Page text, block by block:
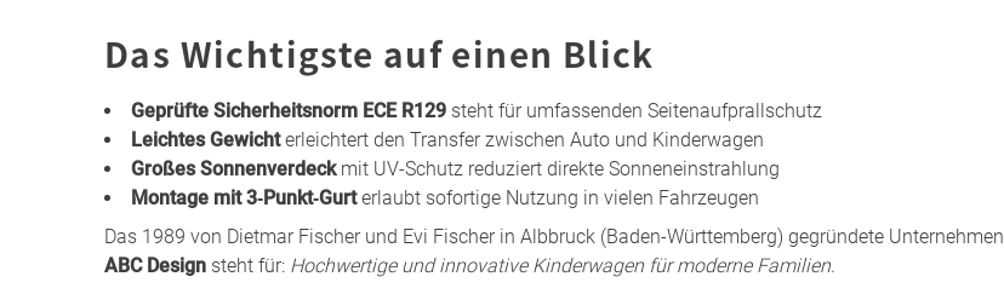
Das Wichtigste auf einen Blick
Geprüfte Sicherheitsnorm ECE R129 steht für umfassenden Seitenaufprallschutz
Leichtes Gewichterleichtert den Transfer zwischen Auto und Kinderwagen
Großes Sonnenverdeckmit UV-Schutz reduziert direkte Sonneneinstrahlung
Montage mit 3‑Punkt‑Gurterlaubt sofortige Nutzung in vielen Fahrzeugen
Das 1989 von Dietmar Fischer und Evi Fischer in Albbruck (Baden-Württemberg) gegründete Unternehmen
ABC Design steht für: Hochwertige und innovative Kinderwagen für moderne Familien.